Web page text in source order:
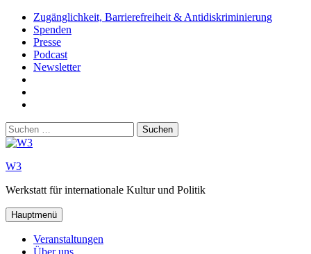
Zum
Inhalt
springen
Zugänglichkeit, Barrierefreiheit & Antidiskriminierung
Spenden
Presse
Podcast
Newsletter
Youtube
Suchen
nach:
W3
Werkstatt für internationale Kultur und Politik
Hauptmenü
Veranstaltungen
Über uns